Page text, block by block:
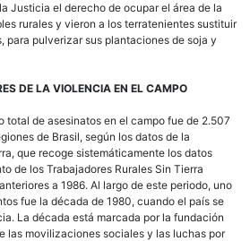
Justicia el derecho de ocupar el área de la
rurales y vieron a los terratenientes sustituir
para pulverizar sus plantaciones de soja y
DE LA VIOLENCIA EN EL CAMPO
total de asesinatos en el campo fue de 2.507
de Brasil, según los datos de la
que recoge sistemáticamente los datos
de los Trabajadores Rurales Sin Tierra
a 1986. Al largo de este periodo, uno
fue la década de 1980, cuando el país se
La década está marcada por la fundación
las movilizaciones sociales y las luchas por